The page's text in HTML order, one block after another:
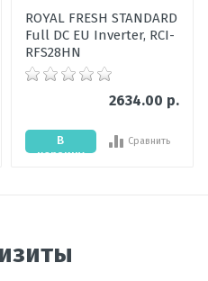
ROYAL FRESH STANDARD
Full DC EU Inverter, RCI-
RFS28HN
2634.00 р.
В
корзину
Сравнить